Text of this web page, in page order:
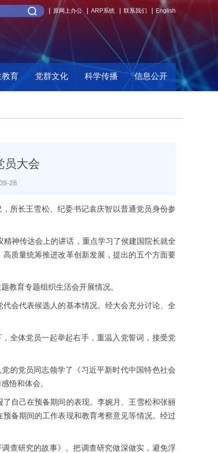
原网上办公 ARP系统 联系我们 English
教育 党群文化 科学传播 信息公开
员大会
28
长王雪松、纪委书记袁庆智以普通党员身份参
传达会上的讲话，重点学习了侯建国院长就全
质量统筹推进改革创新发展，提出的五个方面要
育专题组织生活会开展情况。
代表候选人的基本情况。经大会充分讨论、全
体党员一起举起右手，重温入党誓词，接受党
党员同志领学了《习近平新时代中国特色社会
悟和体会。
己在预备期间的表现。李婉月、王雪松和张丽
备期间的工作表现和教育考察意见等情况。经过
研究的故事》。把调查研究做深做实，避免浮